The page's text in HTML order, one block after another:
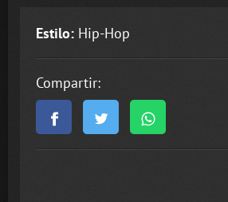
Estilo: Hip-Hop
Compartir: